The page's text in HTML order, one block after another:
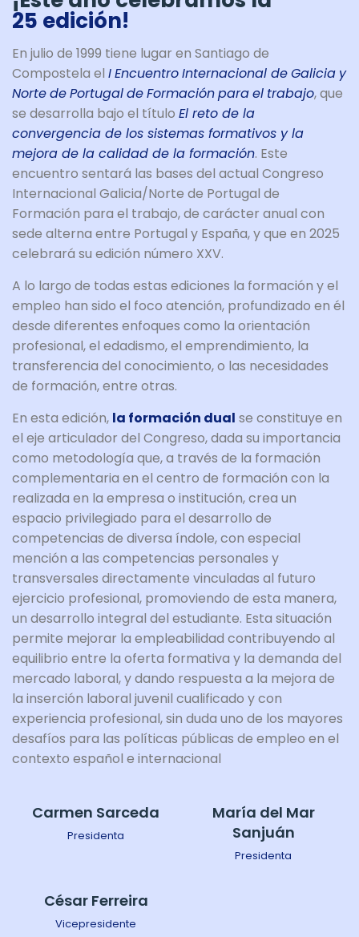
25 edición!
En julio de 1999 tiene lugar en Santiago de
Compostela el IEncuentroInternacional deGalicia y
NortedePortugaldeFormaciónparael trabajo, que
se desarrolla bajo el título El reto de la
convergencia de los sistemas formativos y la
mejora de la calidad de la formación. Este
encuentro sentará las bases del actual Congreso
Internacional Galicia/Norte de Portugal de
Formación para el trabajo, de carácter anual con
sede alterna entre Portugal y España, y que en 2025
celebrará su edición número XXV.
A lo largo de todas estas ediciones la formación y el
empleo han sido el foco atención, profundizado en él
desde diferentes enfoques como la orientación
profesional, el edadismo, el emprendimiento, la
transferencia del conocimiento, o las necesidades
de formación, entre otras.
En esta edición, la formación dual se constituye en
el eje articulador del Congreso, dada su importancia
como metodología que, a través de la formación
complementaria en el centro de formación con la
realizada en la empresa o institución, crea un
espacio privilegiado para el desarrollo de
competencias de diversa índole, con especial
mención a las competencias personales y
transversales directamente vinculadas al futuro
ejercicio profesional, promoviendo de esta manera,
un desarrollo integral del estudiante. Esta situación
permite mejorar la empleabilidad contribuyendo al
equilibrio entre la oferta formativa y la demanda del
mercado laboral, y dando respuesta a la mejora de
la inserción laboral juvenil cualificado y con
experiencia profesional, sin duda uno de los mayores
desafíos para las políticas públicas de empleo en el
contexto español e internacional
Carmen Sarceda
Presidenta
María del Mar
Sanjuán
Presidenta
César Ferreira
Vicepresidente